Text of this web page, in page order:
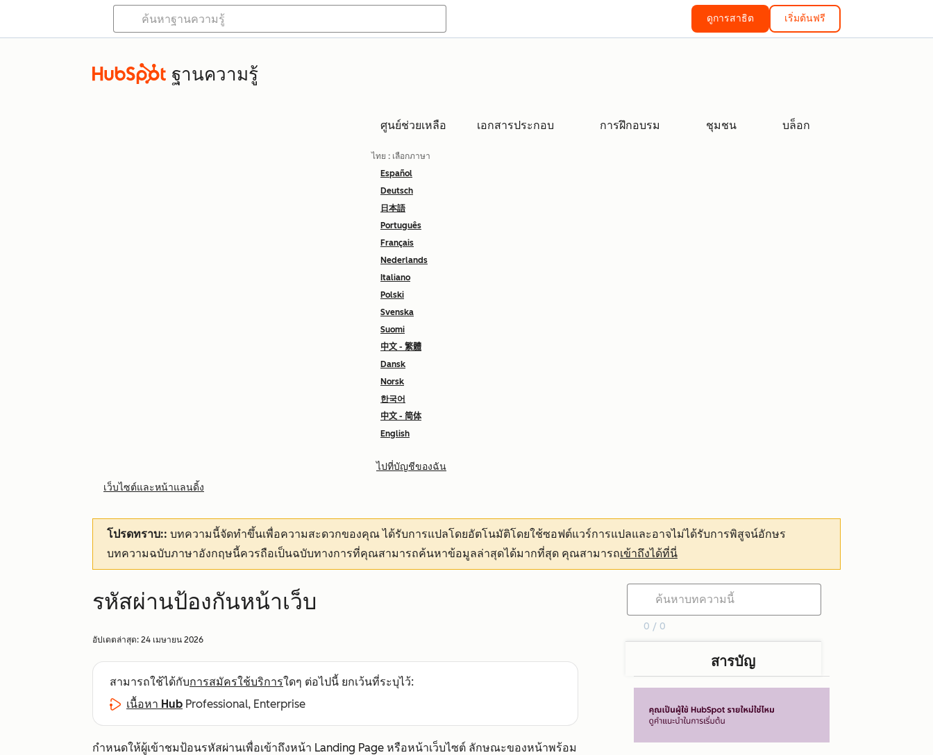
ดูการสาธิต เริ่มต้นฟรี
ฐานความรู้
ศูนย์ช่วยเหลือ เอกสารประกอบ การฝึกอบรม ชุมชน บล็อก
ไทย : เลือกภาษา
Español
Deutsch
日本語
Português
Français
Nederlands
Italiano
Polski
Svenska
Suomi
中文 - 繁體
Dansk
Norsk
한국어
中文 - 简体
English
ไปที่บัญชีของฉัน
เว็บไซต์และหน้าแลนดิ้ง
โปรดทราบ:: บทความนี้จัดทำขึ้นเพื่อความสะดวกของคุณได้รับการแปลโดยอัตโนมัติโดยใช้ซอฟต์แวร์การแปลและอาจไม่ได้รับการพิสูจน์อักษร
บทความฉบับภาษาอังกฤษนี้ควรถือเป็นฉบับทางการที่คุณสามารถค้นหาข้อมูลล่าสุดได้มากที่สุด คุณสามารถเข้าถึงได้ที่นี่
รหัสผ่านป้องกันหน้าเว็บ
อัปเดตล่าสุด: 24 เมษายน 2026
สามารถใช้ได้กับการสมัครใช้บริการใดๆ ต่อไปนี้ ยกเว้นที่ระบุไว้:
เนื้อหา Hub Professional, Enterprise
กำหนดให้ผู้เข้าชมป้อนรหัสผ่านเพื่อเข้าถึงหน้า Landing Page หรือหน้าเว็บไซต์ ลักษณะของหน้าพร้อม
0 / 0
สารบัญ